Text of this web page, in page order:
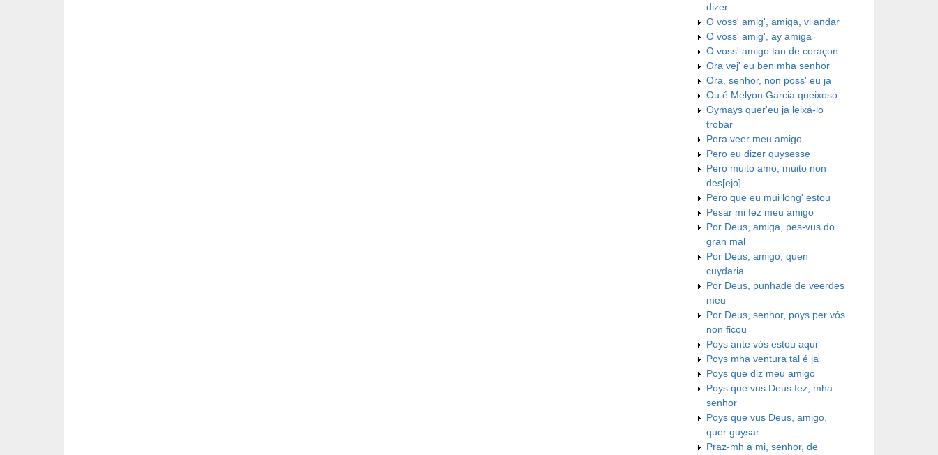
dizer
O voss' amig', amiga, vi andar
O voss' amig', ay amiga
O voss' amigo tan de coraçon
Ora vej' eu ben mha senhor
Ora, senhor, non poss' eu ja
Ou é Melyon Garcia queixoso
Oymays quer'eu ja leixá-lo
trobar
Pera veer meu amigo
Pero eu dizer quysesse
Pero muito amo, muito non
des[ejo]
Pero que eu mui long' estou
Pesar mi fez meu amigo
Por Deus, amiga, pes-vus do
gran mal
Por Deus, amigo, quen
cuydaria
Por Deus, punhade de veerdes
meu
Por Deus, senhor, poys per vós
non ficou
Poys ante vós estou aqui
Poys mha ventura tal é ja
Poys que diz meu amigo
Poys que vus Deus fez, mha
senhor
Poys que vus Deus, amigo,
quer guysar
Praz-mh a mi, senhor, de